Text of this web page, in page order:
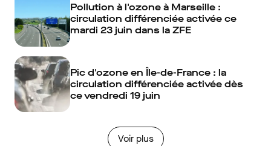
Pollution à l'ozone à Marseille :
circulation différenciée activée ce
mardi 23 juin dans la ZFE
Pic d'ozone en Île-de-France : la
circulation différenciée activée dès
ce vendredi 19 juin
Voir plus